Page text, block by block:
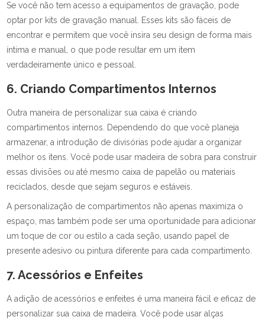
Se você não tem acesso a equipamentos de gravação, pode
optar por kits de gravação manual. Esses kits são fáceis de
encontrar e permitem que você insira seu design de forma mais
íntima e manual, o que pode resultar em um item
verdadeiramente único e pessoal.
6. Criando Compartimentos Internos
Outra maneira de personalizar sua caixa é criando
compartimentos internos. Dependendo do que você planeja
armazenar, a introdução de divisórias pode ajudar a organizar
melhor os itens. Você pode usar madeira de sobra para construir
essas divisões ou até mesmo caixa de papelão ou materiais
reciclados, desde que sejam seguros e estáveis.
A personalização de compartimentos não apenas maximiza o
espaço, mas também pode ser uma oportunidade para adicionar
um toque de cor ou estilo a cada seção, usando papel de
presente adesivo ou pintura diferente para cada compartimento.
7. Acessórios e Enfeites
A adição de acessórios e enfeites é uma maneira fácil e eficaz de
personalizar sua caixa de madeira. Você pode usar alças